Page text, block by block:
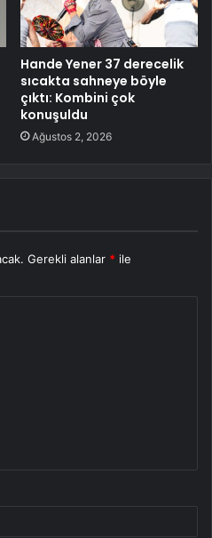
Hande Yener 37 derecelik
sıcakta sahneye böyle
çıktı: Kombini çok
konuşuldu
Ağustos 2, 2026
Gerekli alanlar * ile